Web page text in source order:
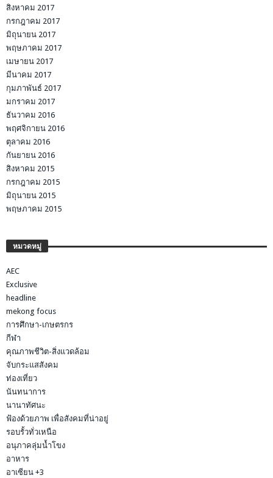
สิงหาคม 2017
กรกฎาคม 2017
มิถุนายน 2017
พฤษภาคม 2017
เมษายน 2017
มีนาคม 2017
กุมภาพันธ์ 2017
มกราคม 2017
ธันวาคม 2016
พฤศจิกายน 2016
ตุลาคม 2016
กันยายน 2016
สิงหาคม 2015
กรกฎาคม 2015
มิถุนายน 2015
พฤษภาคม 2015
หมวดหมู่
AEC
Exclusive
headline
mekong focus
การศึกษา-เกษตรกร
กีฬา
คุณภาพชีวิต-สิ่งแวดล้อม
จับกระแสสังคม
ท่องเที่ยว
นันทนาการ
นานาทัศนะ
ฟ้องด้วยภาพ เพื่อสังคมที่น่าอยู่
รอบรั้วทั่วเหนือ
อนุภาคลุ่มน้ำโขง
อาหาร
อาเซียน +3